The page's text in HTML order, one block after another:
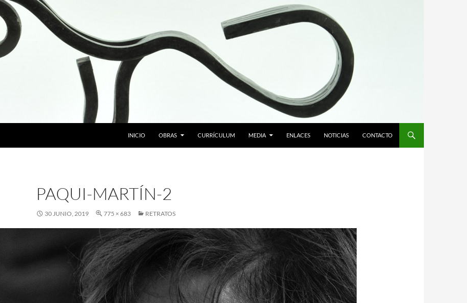
INICIO
OBRAS CURRÍCULUM MEDIA ENLACES NOTICIAS CONTACTO
PAQUI-MARTÍN-2
30 JUNIO, 2019 775 × 683 RETRATOS